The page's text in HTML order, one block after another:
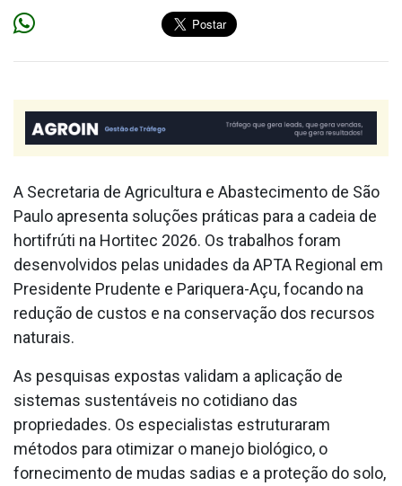
A Secretaria de Agricultura e Abastecimento de São
Paulo apresenta soluções práticas para a cadeia de
hortifrúti na Hortitec 2026. Os trabalhos foram
desenvolvidos pelas unidades da APTA Regional em
Presidente Prudente e Pariquera-Açu, focando na
redução de custos e na conservação dos recursos
naturais.
As pesquisas expostas validam a aplicação de
sistemas sustentáveis no cotidiano das
propriedades. Os especialistas estruturaram
métodos para otimizar o manejo biológico, o
fornecimento de mudas sadias e a proteção do solo,